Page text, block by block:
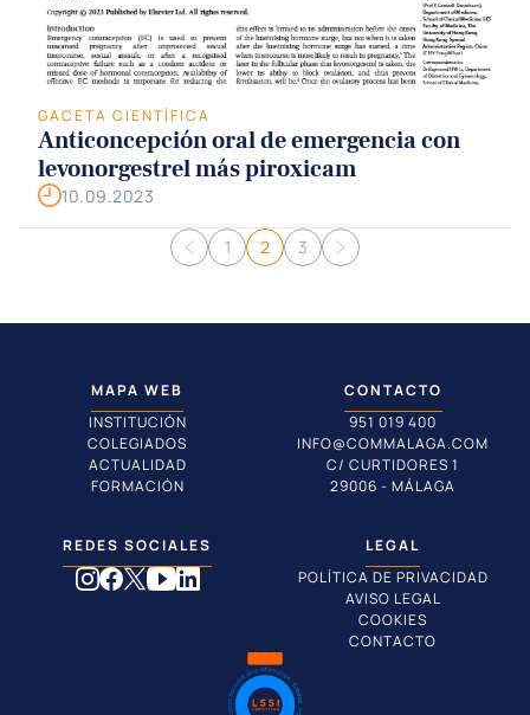
GACETA CIENTÍFICA
Anticoncepción oral de emergencia con
levonorgestrel más piroxicam
10.09.2023
Navegación de entradas
1 2 3
MAPA WEB
INSTITUCIÓN
COLEGIADOS
ACTUALIDAD
FORMACIÓN
CONTACTO
951 019 400
INFO@COMMALAGA.COM
C/ CURTIDORES 1
29006 - MÁLAGA
REDES SOCIALES
LEGAL
POLÍTICA DE PRIVACIDAD
AVISO LEGAL
COOKIES
CONTACTO